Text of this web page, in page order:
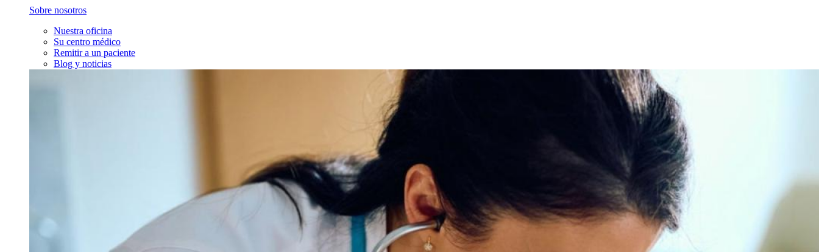
Sobre nosotros
Nuestra oficina
Su centro médico
Remitir a un paciente
Blog y noticias